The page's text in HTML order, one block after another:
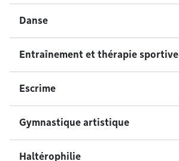
Danse
Entraînement et thérapie sportive
Escrime
Gymnastique artistique
Haltérophilie